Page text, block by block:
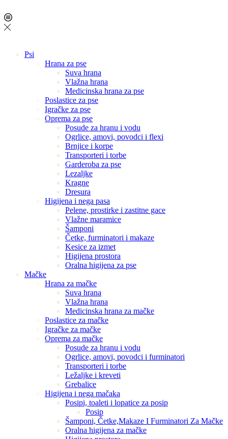
Psi
Hrana za pse
Suva hrana
Vlažna hrana
Medicinska hrana za pse
Poslastice za pse
Igračke za pse
Oprema za pse
Posude za hranu i vodu
Ogrlice, amovi, povodci i flexi
Brnjice i korpe
Transporteri i torbe
Garderoba za pse
Lezaljke
Kragne
Dresura
Higijena i nega pasa
Pelene, prostirke i zastitne gace
Vlažne maramice
Šamponi
Četke, furminatori i makaze
Kesice za izmet
Higijena prostora
Oralna higijena za pse
Mačke
Hrana za mačke
Suva hrana
Vlažna hrana
Medicinska hrana za mačke
Poslastice za mačke
Igračke za mačke
Oprema za mačke
Posude za hranu i vodu
Ogrlice, amovi, povodci i furminatori
Transporteri i torbe
Ležaljke i kreveti
Grebalice
Higijena i nega mačaka
Posipi, toaleti i lopatice za posip
Posip
Šamponi, Četke,Makaze I Furminatori Za Mačke
Oralna higijena za mačke